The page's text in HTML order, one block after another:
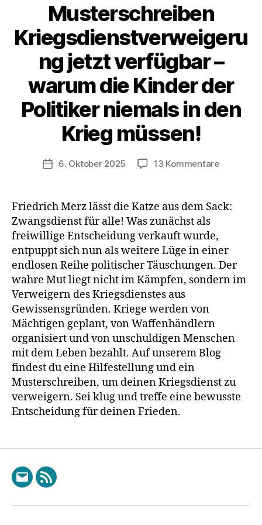
Musterschreiben
Kriegsdienstverweigeru
ng jetzt verfügbar –
warum die Kinder der
Politiker niemals in den
Krieg müssen!
Veröffentlichungsdatum
6. Oktober 2025 13 Kommentarezu
jetzt
die
Kinder
der
Krieg
müssen!
Friedrich Merz lässt die Katze aus dem Sack:
Zwangsdienst für alle! Was zunächst als
freiwillige Entscheidung verkauft wurde,
entpuppt sich nun als weitere Lüge in einer
endlosen Reihe politischer Täuschungen. Der
wahre Mut liegt nicht im Kämpfen, sondern im
Verweigern des Kriegsdienstes aus
Gewissensgründen. Kriege werden von
Mächtigen geplant, von Waffenhändlern
organisiert und von unschuldigen Menschen
mit dem Leben bezahlt. Auf unserem Blog
findest du eine Hilfestellung und ein
Musterschreiben, um deinen Kriegsdienst zu
verweigern. Sei klug und treffe eine bewusste
Entscheidung für deinen Frieden.
E-
RSS